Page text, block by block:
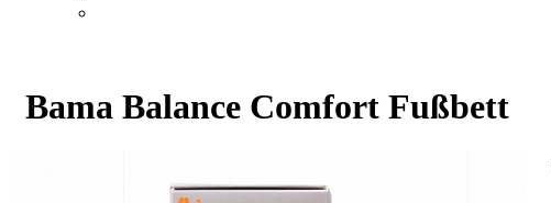
Bama Balance Comfort Fußbett